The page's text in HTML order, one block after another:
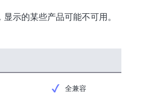
示的某些产品可能不可用。
全兼容